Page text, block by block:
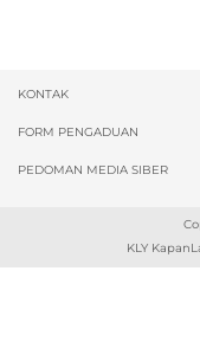
KONTAK
FORM PENGADUAN
PEDOMAN MEDIA SIBER
KLY